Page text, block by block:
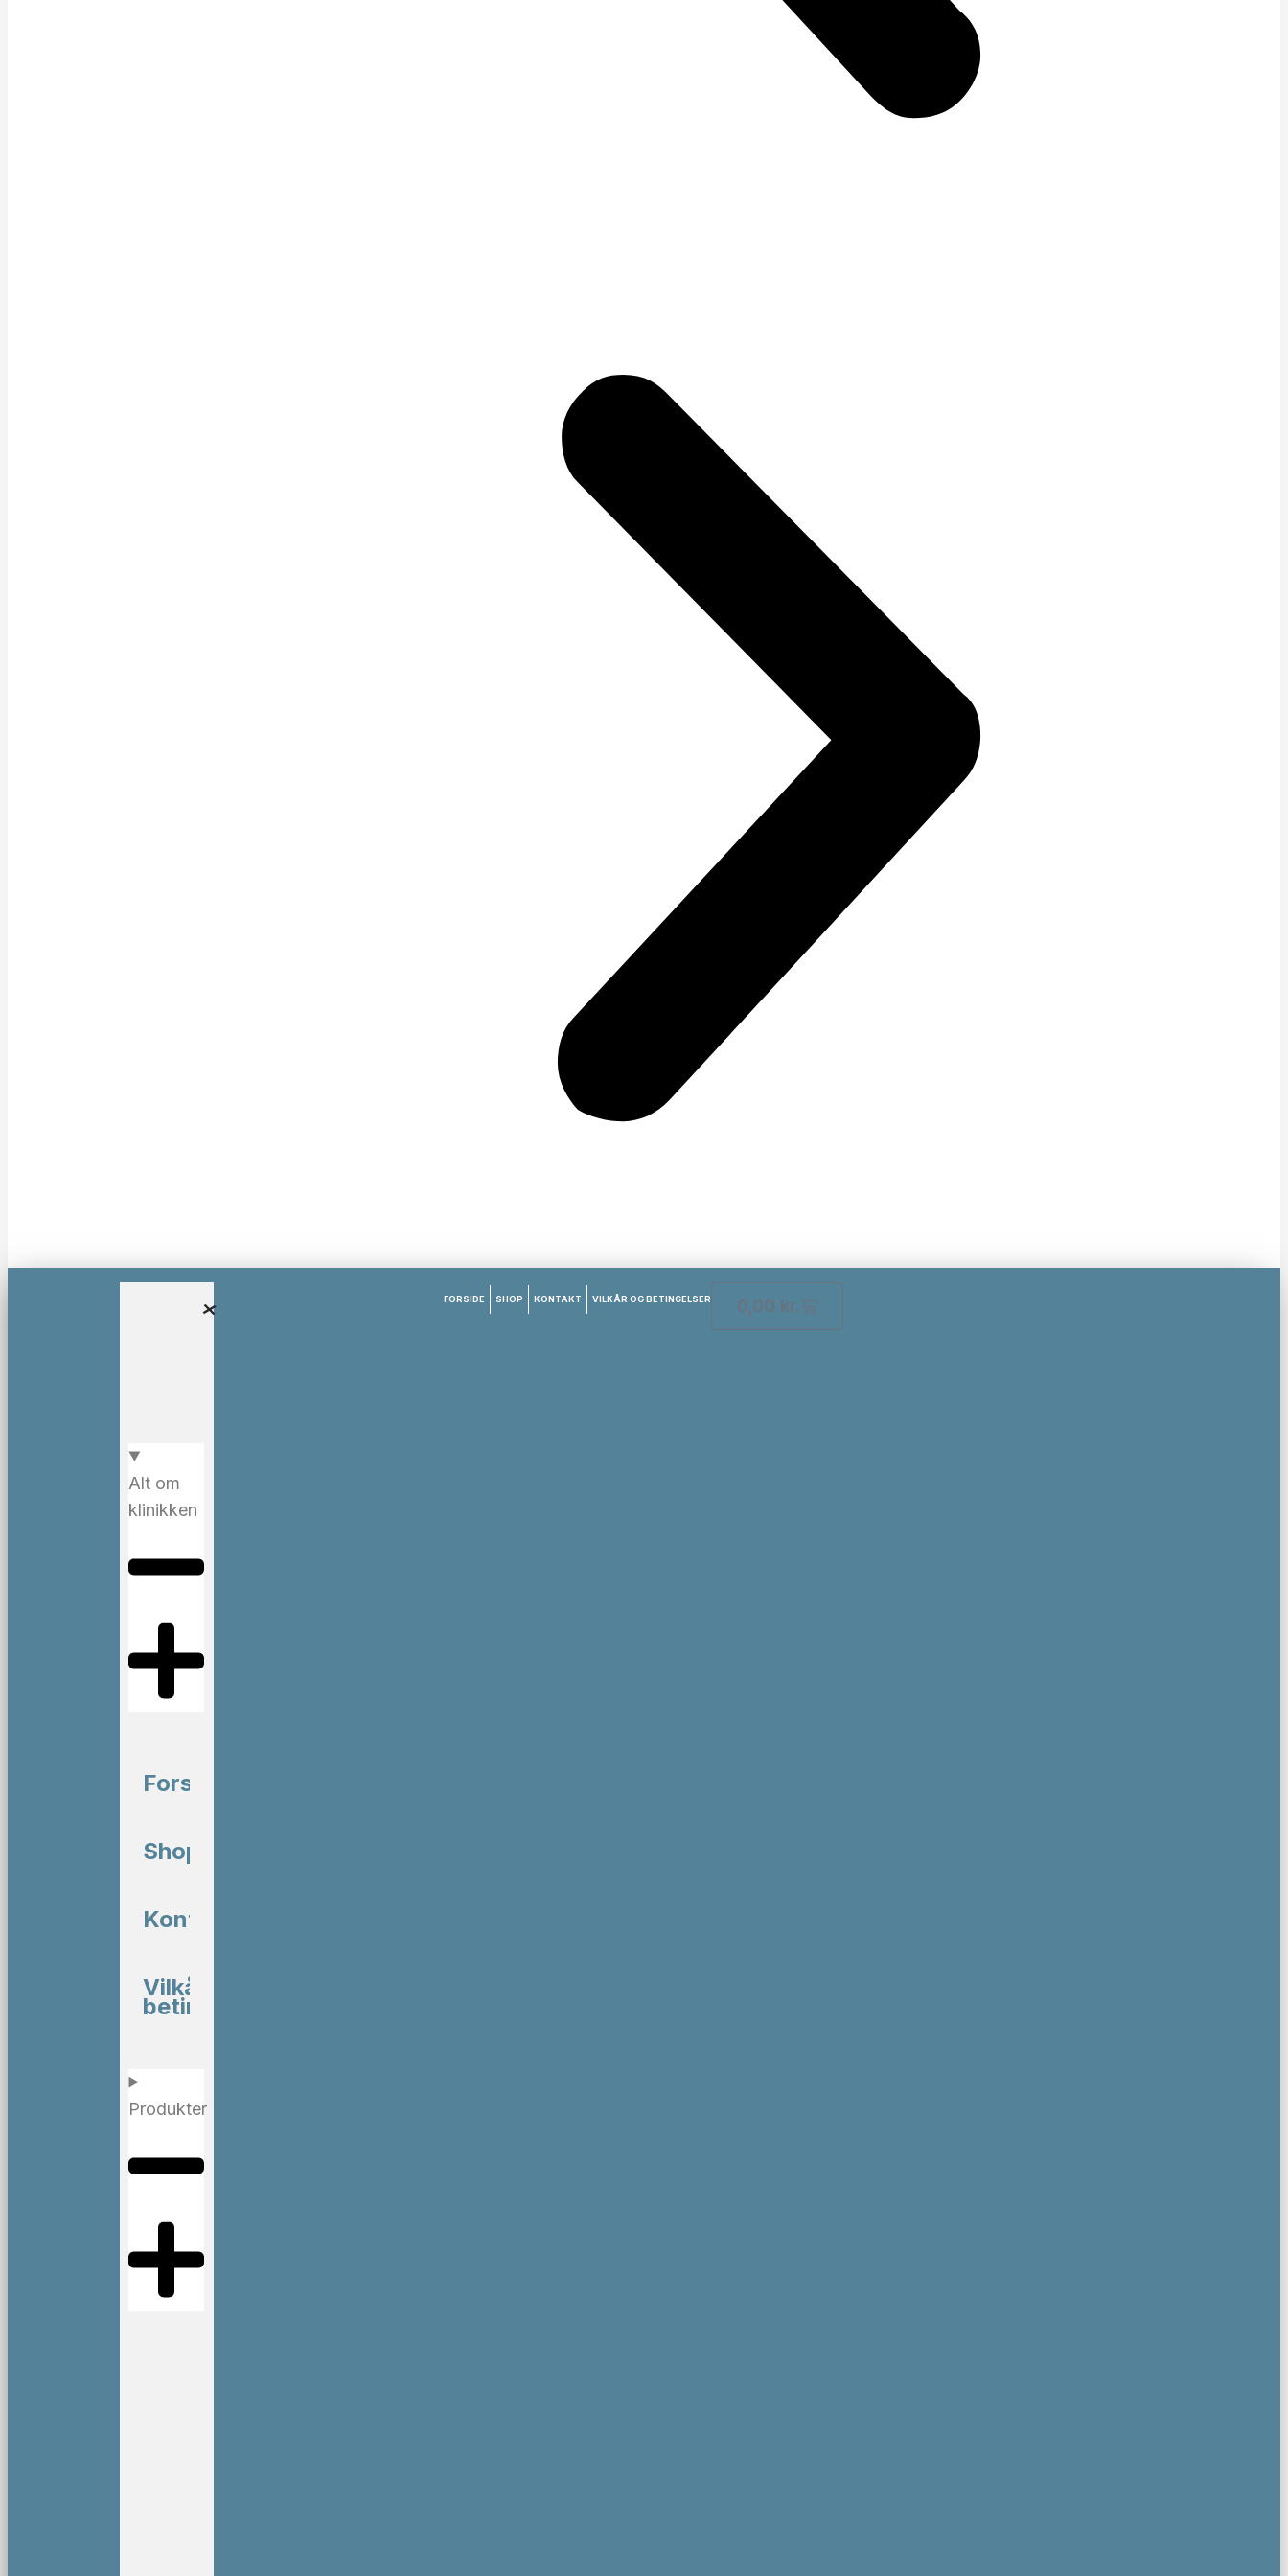
Alt om
klinikken
Forside
Shop
Kontakt
Vilkår og
betingelser
Produkter
FORSIDE SHOP KONTAKT VILKÅR OG BETINGELSER 0,00 kr.